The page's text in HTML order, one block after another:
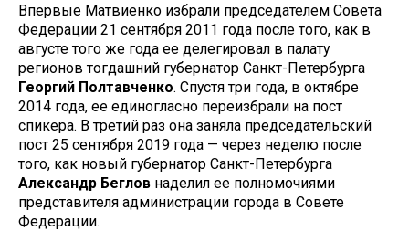
Впервые Матвиенко избрали председателем Совета
Федерации 21 сентября 2011 года после того, как в
августе того же года ее делегировал в палату
регионов тогдашний губернатор Санкт-Петербурга
Георгий Полтавченко. Спустя три года, в октябре
2014 года, ее единогласно переизбрали на пост
спикера. В третий раз она заняла председательский
пост 25 сентября 2019 года — через неделю после
того, как новый губернатор Санкт-Петербурга
Александр Беглов наделил ее полномочиями
представителя администрации города в Совете
Федерации.